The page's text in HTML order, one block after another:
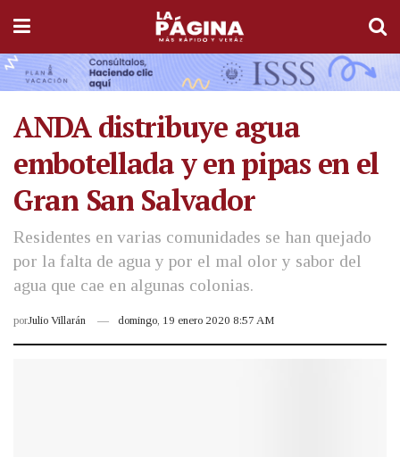
ANDA distribuye agua
embotellada y en pipas en el
Gran San Salvador
Residentes en varias comunidades se han quejado
por la falta de agua y por el mal olor y sabor del
agua que cae en algunas colonias.
porJulio Villarán domingo, 19 enero 2020 8:57 AM